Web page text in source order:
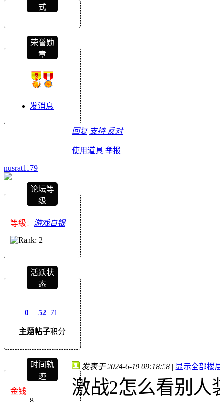
式
荣誉勋
章
发消息
回复 支持 反对
使用道具 举报
nusrat1179
论坛等
级
等級： 游戏白银
活跃状
态
0
主题
52
帖子
71
积分
时间轨
迹
金钱
8
发表于 2024-6-19 09:18:58 | 显示全部楼
激战2怎么看别人